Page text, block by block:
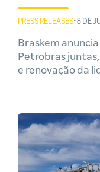
PRESS RELEASES• 8 DE
Braskem
Petrobras
e renovação da